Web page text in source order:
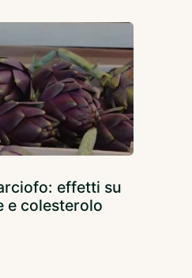
effetti su
e colesterolo